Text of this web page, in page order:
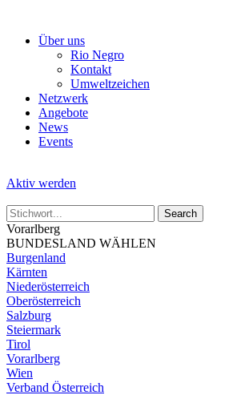
Über uns
Rio Negro
Kontakt
Umweltzeichen
Netzwerk
Angebote
News
Events
Aktiv werden
Vorarlberg
BUNDESLAND WÄHLEN
Burgenland
Kärnten
Niederösterreich
Oberösterreich
Salzburg
Steiermark
Tirol
Vorarlberg
Wien
Verband Österreich